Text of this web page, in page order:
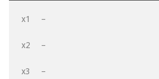
x1 –
x2 –
x3 –